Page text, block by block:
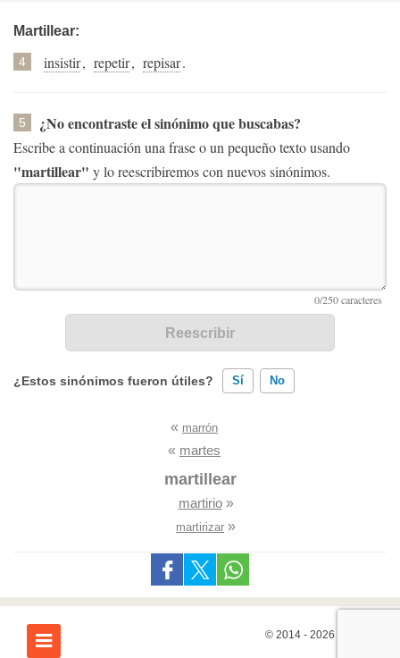
Martillear:
4 insistir, repetir, repisar.
5 ¿No encontraste el sinónimo que buscabas?
Escribe a continuación una frase o un pequeño texto usando
"martillear" y lo reescribiremos con nuevos sinónimos.
¿Estos sinónimos fueron útiles? Sí No
Existen sinónimos incorrectos
Ninguno de los sinónimos presentados me ayudó
« marrón
« martes
martillear
martirio»
martirizar »
© 2014 - 2026